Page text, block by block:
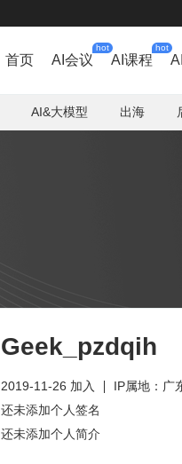
首页 AI会议
hot
AI课程
hot
AI&大模型 出海
Geek_pzdqih
2019-11-26 加入
IP属地：广
还未添加个人签名
还未添加个人简介